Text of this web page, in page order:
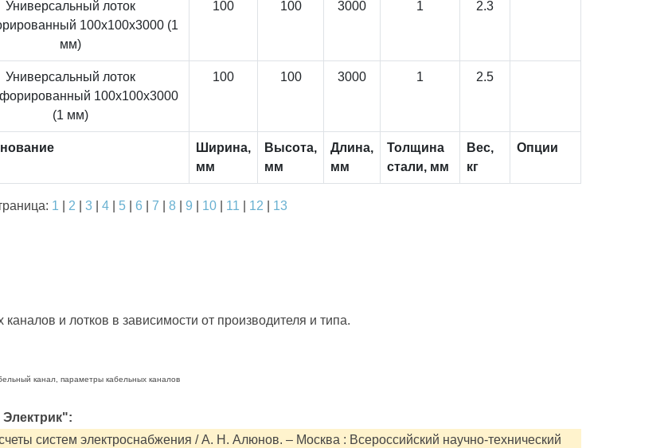
Универсальный лоток
100x100x3000 (1
мм)
100 100 3000 1 2.3
Универсальный лоток
100x100x3000
(1 мм)
100 100 3000 1 2.5
Ширина,
мм
Высота,
мм
Длина,
мм
Толщина
стали, мм
Вес,
кг
Опции
1 2 3| 4| 5| 6 7 8| 9 10| 11 12 13
и лотков в зависимости от производителя и типа.
канал, параметры кабельных каналов
систем электроснабжения / А. Н. Алюнов. – Москва : Всероссийский научно-технический